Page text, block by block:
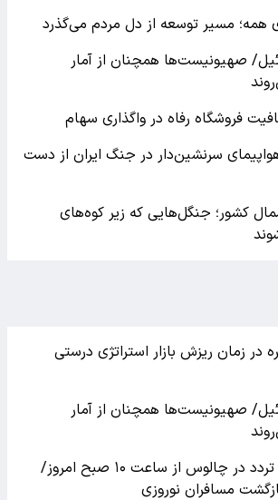
همه؛ مسیر توسعه از دل مردم می‌گذرد
صهیونیست‌ها همچنان از آمار
فروشگاه رفاه در واگذاری سهام
دستکم 7 هواپیمای سرنشین‌دار در جنگ ایران از دست
کشور؛ جنگل‌هایی که زیر کوه‌های
در زمان ریزش بازار استراتژی درستی
صهیونیست‌ها همچنان از آمار
اعمال محدودیت تردد در چالوس از ساعت ۱۰ صبح امروز/
مسافران نوروزی